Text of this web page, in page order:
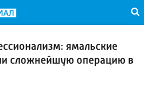
ямальские
сложнейшую операцию в